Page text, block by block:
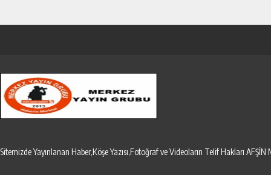
Sitemizde Yayınlanan Haber,Köşe Yazısı,Fotoğraf ve Videoların Telif Hakları